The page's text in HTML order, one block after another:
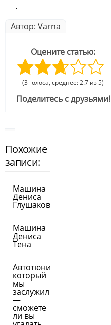
.
Автор: Varna
Оцените статью:
(3 голоса, среднее: 2.7 из 5)
Поделитесь с друзьями!
Похожие
записи:
Машина
Дениса
Глушакова
Машина
Дениса
Тена
Автотюнинг,
который
мы
заслужили
—
сможете
ли вы